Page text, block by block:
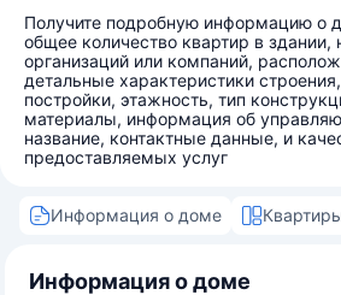
Получите подробную информацию о
общее количество квартир в здании,
организаций или компаний,
детальные характеристики
постройки, этажность, тип
материалы, информация об
название, контактные данные, и
предоставляемых услуг
Информация о доме
Информация о доме